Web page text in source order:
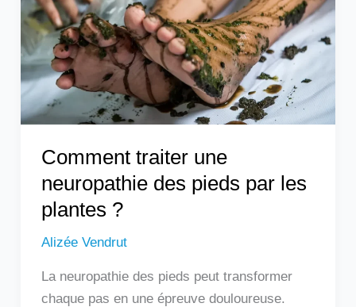
Comment traiter une
neuropathie des pieds par les
plantes ?
Alizée Vendrut
La neuropathie des pieds peut transformer
chaque pas en une épreuve douloureuse.
des
pieds
par
les
plantes
?